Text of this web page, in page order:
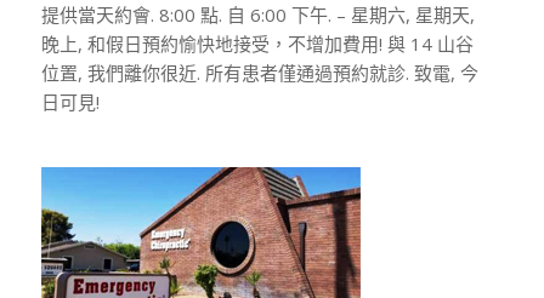
提供當天約會. 8:00 點. 自 6:00 下午. – 星期六, 星期天,
晚上, 和假日預約愉快地接受，不增加費用! 與 14 山谷
位置, 我們離你很近. 所有患者僅通過預約就診. 致電, 今
日可見!